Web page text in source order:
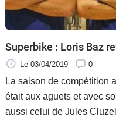
Scooters
125
Marques
Services
Superbike : Loris Baz
Le 03/04/2019 0
La saison de compétition
était aux aguets et avec
aussi celui de Jules